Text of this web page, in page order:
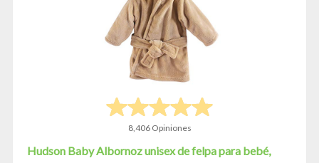
8,406 Opiniones
Hudson Baby Albornoz unisex de felpa para bebé,